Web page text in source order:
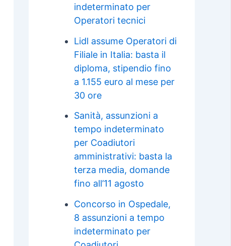
indeterminato per
Operatori tecnici
Lidl assume Operatori di
Filiale in Italia: basta il
diploma, stipendio fino
a 1.155 euro al mese per
30 ore
Sanità, assunzioni a
tempo indeterminato
per Coadiutori
amministrativi: basta la
terza media, domande
fino all’11 agosto
Concorso in Ospedale,
8 assunzioni a tempo
indeterminato per